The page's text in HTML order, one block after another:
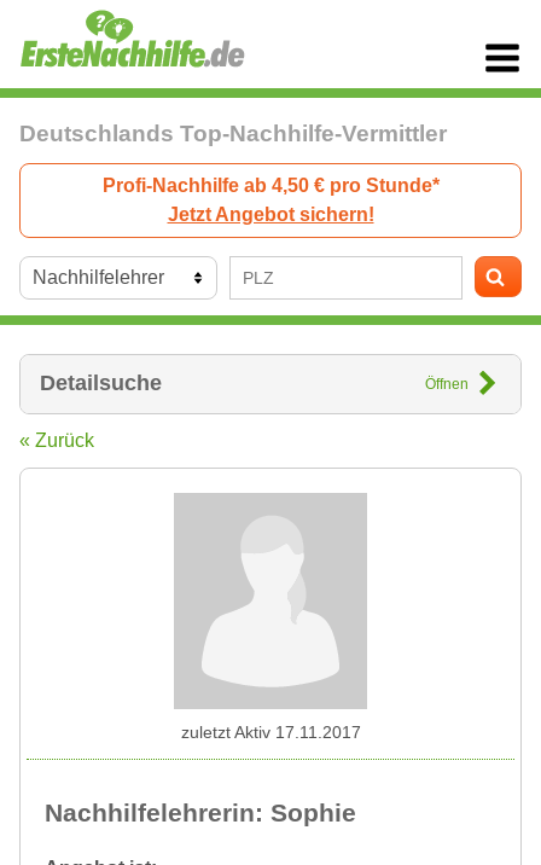
Deutschlands Top-Nachhilfe-Vermittler
Profi-Nachhilfe ab 4,50 € pro Stunde*
Jetzt Angebot sichern!
Detailsuche Öffnen
« Zurück
Nachhilfelehrerin: Sophie
zuletzt Aktiv 17.11.2017